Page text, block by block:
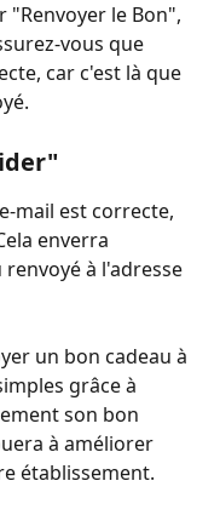
"Renvoyer le Bon",
vous que
car c'est là que
mail est correcte,
enverra
à l'adresse
un bon cadeau à
grâce à
son bon
à améliorer
établissement.